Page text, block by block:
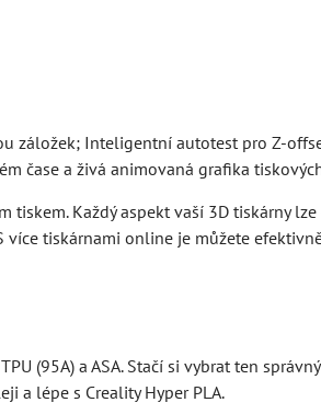
záložek; Inteligentní autotest pro Z-
čase a živá animovaná grafika
Každý aspekt vaší 3D tiskárny
více tiskárnami online je můžete
(95A) a ASA. Stačí si vybrat ten
a lépe s Creality Hyper PLA.